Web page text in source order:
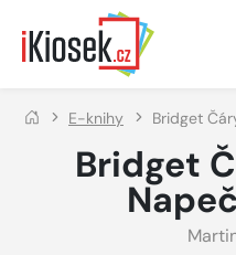
Přejít na hlavní obsah
E-knihy Bridget
Bridget